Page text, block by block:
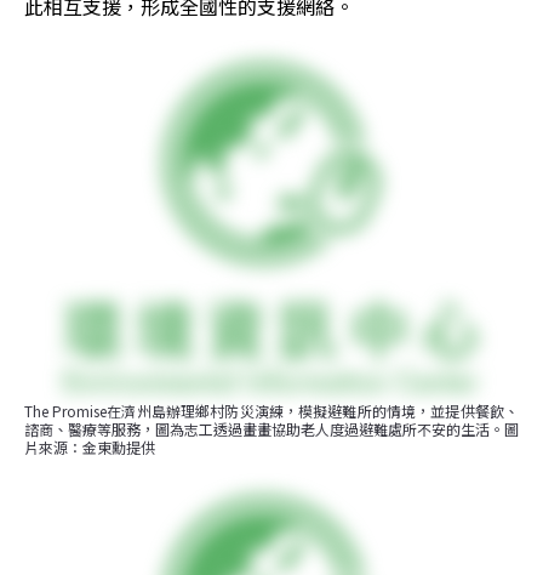
The Promise在濟州島辦理鄉村防災演練，模擬避難所的情境，並提供餐飲、
諮商、醫療等服務，圖為志工透過畫畫協助老人度過避難處所不安的生活。圖
片來源：金東勳提供